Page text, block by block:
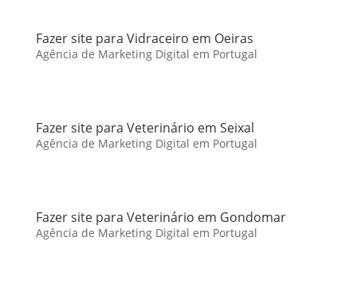
Fazer site para Vidraceiro em Oeiras
Agência de Marketing Digital em Portugal
Fazer site para Veterinário em Seixal
Agência de Marketing Digital em Portugal
Fazer site para Veterinário em Gondomar
Agência de Marketing Digital em Portugal